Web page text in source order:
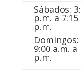
Sábados:
p.m. a 7:15
p.m.
Domingos:
9:00 a.m. a
p.m.